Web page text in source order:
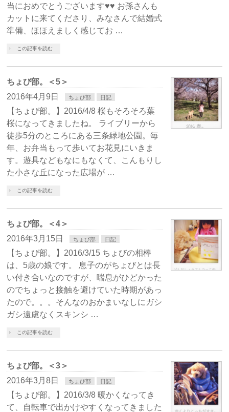
当におめでとうございます♥♥ お孫さんも
カットに来てくださり、みなさんで結婚式
準備、ほほえましく感じてお …
この記事を読む
ちょび部。＜5＞
2016年4月9日
ちょび部 日記
【ちょび部。】2016/4/8 桜もそろそろ葉
桜になってきましたね。 ライブリーから
徒歩5分のところにある三条緑地公園。毎
年、お弁当もって歩いてお花見にいきま
す。遊具などもなにもなくて、こんもりし
た小さな丘になった広場が …
この記事を読む
ちょび部。＜4＞
2016年3月15日
ちょび部 日記
【ちょび部。】2016/3/15 ちょびの相棒
は、5歳の娘です。 息子のがちょびとは長
い付き合いなのですが、喘息がひどかった
のでちょっと接触を避けていた時期があっ
たので。。。そんなのおかまいなしにガシ
ガシ遠慮なくスキンシ …
この記事を読む
ちょび部。＜3＞
2016年3月8日
ちょび部 日記
【ちょび部。】2016/3/8 暖かくなってき
て、自転車で出かけやすくなってきました